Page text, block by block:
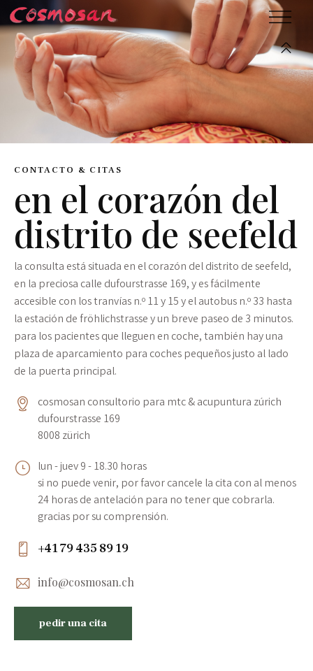
CONTACTO & CITAS
en el corazón del
distrito de seefeld
la consulta está situada en el corazón del distrito de seefeld,
en la preciosa calle dufourstrasse 169, y es fácilmente
accesible con los tranvías n.º 11 y 15 y el autobus n.º 33 hasta
la estación de fröhlichstrasse y un breve paseo de 3 minutos.
para los pacientes que lleguen en coche, también hay una
plaza de aparcamiento para coches pequeños justo al lado
de la puerta principal.
cosmosan consultorio para mtc & acupuntura zúrich
dufourstrasse 169
8008 zürich
lun - juev 9 - 18.30 horas
si no puede venir, por favor cancele la cita con al menos
24 horas de antelación para no tener que cobrarla.
gracias por su comprensión.
+41 79 435 89 19
info@cosmosan.ch
pedir una cita